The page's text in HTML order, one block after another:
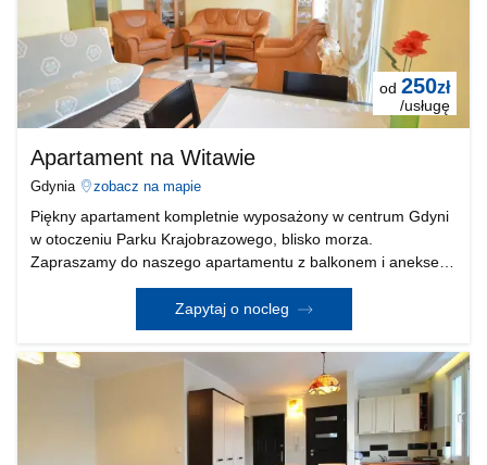
od 250zł
/usługę
Apartament na Witawie
Gdynia zobacz na mapie
Piękny apartament kompletnie wyposażony w centrum Gdyni
w otoczeniu Parku Krajobrazowego, blisko morza.
Zapraszamy do naszego apartamentu z balkonem i aneksem
kuchennym. Jest on przytulny i w pełni wyposażony.
Mieszkanie przygotowane jest na pobyt 4 osób. Jest ono idea
Zapytaj o nocleg